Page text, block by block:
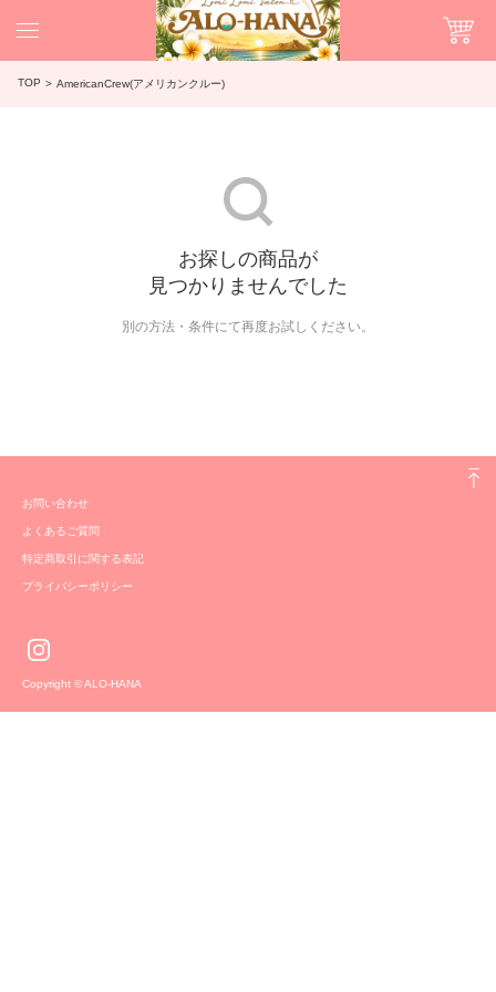
TOP AmericanCrew(アメリカンクルー)
お探しの商品が
見つかりませんでした
別の方法・条件にて再度お試しください。
お問い合わせ
よくあるご質問
特定商取引に関する表記
プライバシーポリシー
Copyright © ALO-HANA